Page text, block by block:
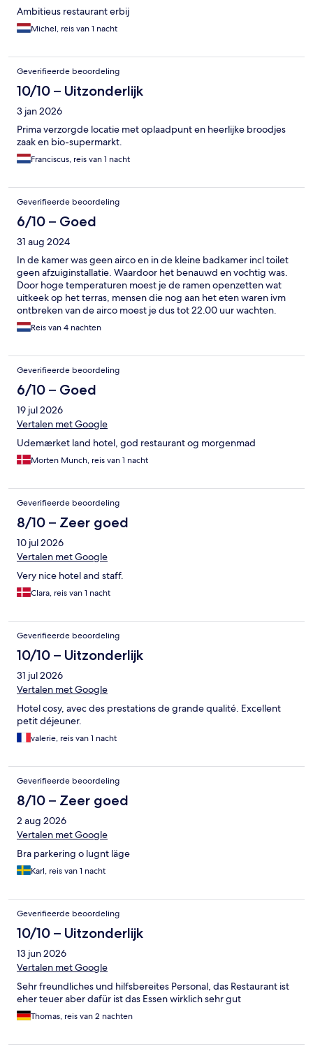
Ambitieus restaurant erbij
Michel, reis van 1 nacht
Geverifieerde beoordeling
10/10 – Uitzonderlijk
3 jan 2026
Prima verzorgde locatie met oplaadpunt en heerlijke broodjes
zaak en bio-supermarkt.
Franciscus, reis van 1 nacht
Geverifieerde beoordeling
6/10 – Goed
31 aug 2024
In de kamer was geen airco en in de kleine badkamer incl toilet
geen afzuiginstallatie. Waardoor het benauwd en vochtig was.
Door hoge temperaturen moest je de ramen openzetten wat
uitkeek op het terras, mensen die nog aan het eten waren ivm
ontbreken van de airco moest je dus tot 22.00 uur wachten.
Verder was het prima maar niet om aantal dagen te verblijven,
zijn een dag eerder vertrokken. Geen koelkast om
in de buurt, restaurant was goed. De inrichting van de kamers
waren gedateerd en eenvoudig in verhouding met de
prijs/kwaliteit
Reis van 4 nachten
Geverifieerde beoordeling
6/10 – Goed
19 jul 2026
Vertalen met Google
Udemærket land hotel, god restaurant og morgenmad
Morten Munch, reis van 1 nacht
Geverifieerde beoordeling
8/10 – Zeer goed
10 jul 2026
Vertalen met Google
Very nice hotel and staff.
Clara, reis van 1 nacht
Geverifieerde beoordeling
10/10 – Uitzonderlijk
31 jul 2026
Vertalen met Google
Hotel cosy, avec des prestations de grande qualité. Excellent
petit déjeuner.
valerie, reis van 1 nacht
Geverifieerde beoordeling
8/10 – Zeer goed
2 aug 2026
Vertalen met Google
Bra parkering o lugnt läge
Karl, reis van 1 nacht
Geverifieerde beoordeling
10/10 – Uitzonderlijk
13 jun 2026
Vertalen met Google
Sehr freundliches und hilfsbereites Personal, das Restaurant ist
eher teuer aber dafür ist das Essen wirklich sehr gut
Thomas, reis van 2 nachten